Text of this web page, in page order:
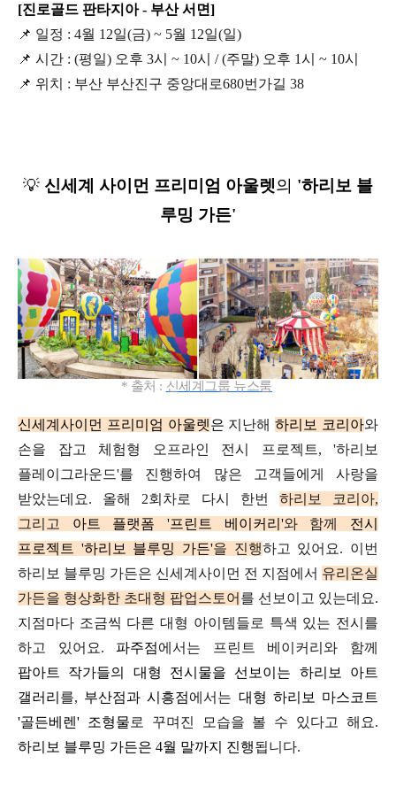
[진로골드 판타지아 - 부산 서면]
📌 일정 : 4월 12일(금) ~ 5월 12일(일)
📌 시간 : (평일) 오후 3시 ~ 10시 / (주말) 오후 1시 ~ 10시
📌 위치 : 부산 부산진구 중앙대로680번가길 38
💡 신세계 사이먼 프리미엄 아울렛의 '하리보 블
루밍 가든'
* 출처 : 신세계그룹 뉴스룸
신세계사이먼 프리미엄 아울렛은 지난해하리보 코리아와
손을 잡고 체험형 오프라인 전시 프로젝트, '하리보
플레이그라운드'를 진행하여 많은 고객들에게 사랑을
받았는데요. 올해 2회차로 다시 한번 하리보 코리아,
그리고
아트 플랫폼 '프린트 베이커리'와 함께 전시
프로젝트 '하리보 블루밍 가든'을 진행하고 있어요. 이번
하리보 블루밍 가든은 신세계사이먼 전 지점에서 유리온실
가든을 형상화한 초대형 팝업스토어 를 선보이고 있는데요.
지점마다 조금씩 다른 대형 아이템들로 특색 있는 전시를
하고 있어요. 파주점에서는 프린트 베이커리와 함께
팝아트 작가들의 대형 전시물을 선보이는 하리보 아트
갤러리 를, 부산점과 시흥점에서는 대형 하리보 마스코트
'골든베렌' 조형물 로 꾸며진 모습을 볼 수 있다고 해요.
하리보 블루밍 가든은 4월 말까지 진행됩니다.